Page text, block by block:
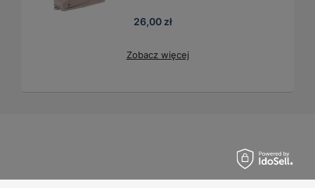
26,00 zł
Zobacz więcej